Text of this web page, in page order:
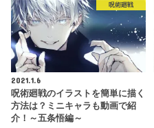
呪術廻戦
2021.1.6
呪術廻戦のイラストを簡単に描く
方法は？ミニキャラも動画で紹
介！～五条悟編～